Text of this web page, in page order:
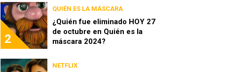
2
QUIÉN ES LA MÁSCARA
¿Quién fue eliminado HOY 27
de octubre en Quién es la
máscara 2024?
NETFLIX